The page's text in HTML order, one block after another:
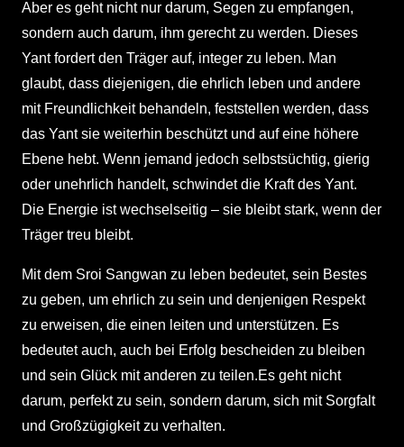
Aber es geht nicht nur darum, Segen zu empfangen,
sondern auch darum, ihm gerecht zu werden. Dieses
Yant fordert den Träger auf, integer zu leben. Man
glaubt, dass diejenigen, die ehrlich leben und andere
mit Freundlichkeit behandeln, feststellen werden, dass
das Yant sie weiterhin beschützt und auf eine höhere
Ebene hebt. Wenn jemand jedoch selbstsüchtig, gierig
oder unehrlich handelt, schwindet die Kraft des Yant.
Die Energie ist wechselseitig – sie bleibt stark, wenn der
Träger treu bleibt.
Mit dem Sroi Sangwan zu leben bedeutet, sein Bestes
zu geben, um ehrlich zu sein und denjenigen Respekt
zu erweisen, die einen leiten und unterstützen. Es
bedeutet auch, auch bei Erfolg bescheiden zu bleiben
und sein Glück mit anderen zu teilen.Es geht nicht
darum, perfekt zu sein, sondern darum, sich mit Sorgfalt
und Großzügigkeit zu verhalten.